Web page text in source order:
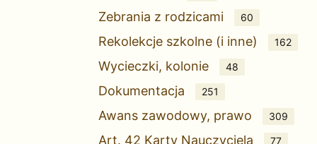
Zebrania z rodzicami 60
Rekolekcje szkolne (i inne) 162
Wycieczki, kolonie 48
Dokumentacja 251
Awans zawodowy, prawo 309
Art. 42 Karty Nauczyciela 77